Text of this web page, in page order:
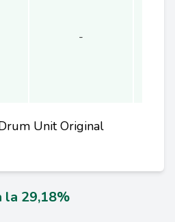
-
Unit Original
la 29,18%